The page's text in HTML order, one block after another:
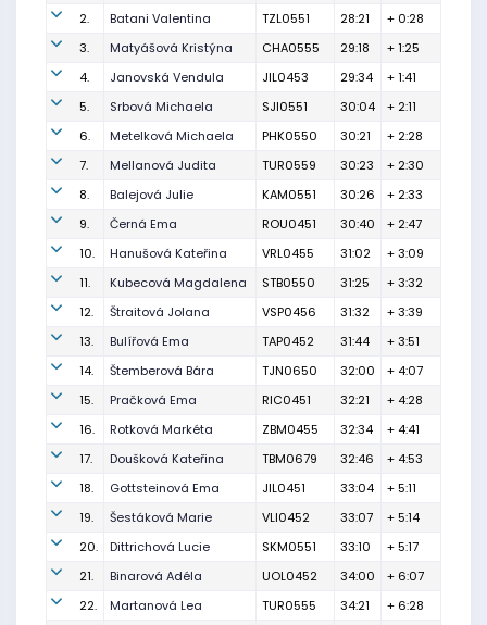
2.
Batani Valentina TZL0551 28:21
+ 0:28
3.
Matyášová Kristýna CHA0555 29:18
+ 1:25
4.
Janovská Vendula JIL0453 29:34
+ 1:41
5.
Srbová Michaela SJI0551 30:04
+ 2:11
6.
Metelková Michaela PHK0550 30:21
+ 2:28
7.
Mellanová Judita TUR0559 30:23
+ 2:30
8.
Balejová Julie KAM0551 30:26
+ 2:33
9.
Černá Ema ROU0451 30:40
+ 2:47
10.
Hanušová Kateřina VRL0455 31:02
+ 3:09
11.
Kubecová Magdalena STB0550 31:25
+ 3:32
12.
Štraitová Jolana VSP0456 31:32
+ 3:39
13.
Bulířová Ema TAP0452 31:44
+ 3:51
14.
Štemberová Bára TJN0650 32:00
+ 4:07
15.
Pračková Ema RIC0451 32:21
+ 4:28
16.
Rotková Markéta ZBM0455 32:34
+ 4:41
17.
Doušková Kateřina TBM0679 32:46
+ 4:53
18.
Gottsteinová Ema JIL0451 33:04
+ 5:11
19.
Šestáková Marie VLI0452 33:07
+ 5:14
20.
Dittrichová Lucie SKM0551 33:10
+ 5:17
21.
Binarová Adéla UOL0452 34:00
+ 6:07
22.
Martanová Lea TUR0555 34:21
+ 6:28